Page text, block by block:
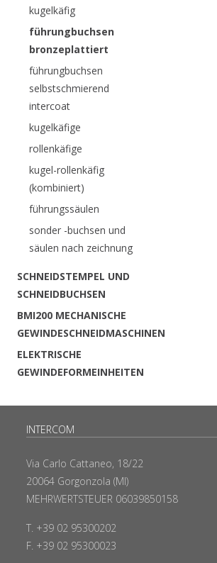
kugelkäfig
führungbuchsen
bronzeplattiert
führungbuchsen
selbstschmierend
intercoat
kugelkäfige
rollenkäfige
kugel-rollenkäfig
(kombiniert)
führungssäulen
sonder -buchsen und
säulen nach zeichnung
SCHNEIDSTEMPEL UND
SCHNEIDBUCHSEN
BMI200 MECHANISCHE
GEWINDESCHNEIDMASCHINEN
ELEKTRISCHE
GEWINDEFORMEINHEITEN
INTERCOM
Via Carlo Cattaneo, 18/22
20064 Gorgonzola (MI)
MEHRWERTSTEUER 06039850158
T. +39 02 95300202
F. +39 02 95300023